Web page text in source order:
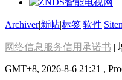
Archiver|新帖|标签|软件|
网络信息服务信用承诺书 |
GMT+8, 2026-8-6 21:21 ,